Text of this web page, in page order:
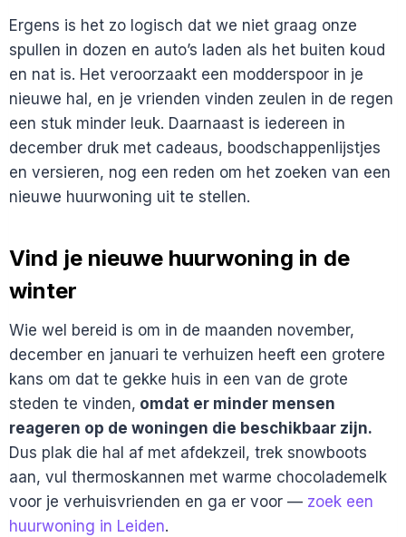
Ergens is het zo logisch dat we niet graag onze
spullen in dozen en auto’s laden als het buiten koud
en nat is. Het veroorzaakt een modderspoor in je
nieuwe hal, en je vrienden vinden zeulen in de regen
een stuk minder leuk. Daarnaast is iedereen in
december druk met cadeaus, boodschappenlijstjes
en versieren, nog een reden om het zoeken van een
nieuwe huurwoning uit te stellen.
Vind je nieuwe huurwoning in de
winter
Wie wel bereid is om in de maanden november,
december en januari te verhuizen heeft een grotere
kans om dat te gekke huis in een van de grote
steden te vinden, omdat er minder mensen
reageren op de woningen die beschikbaar zijn.
Dus plak die hal af met afdekzeil, trek snowboots
aan, vul thermoskannen met warme chocolademelk
voor je verhuisvrienden en ga er voor — zoek een
huurwoning in Leiden.